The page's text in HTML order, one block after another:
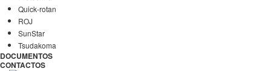
Quick-rotan
ROJ
SunStar
Tsudakoma
DOCUMENTOS
CONTACTOS